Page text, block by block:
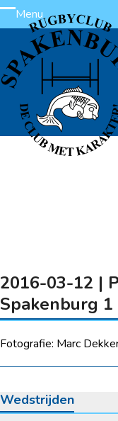
Skip
to
content
Menu
Open
mobile
menu
Close
mobile
menu
2016-03-12 |
Spakenburg
Fotografie: Marc
Wedstrijden